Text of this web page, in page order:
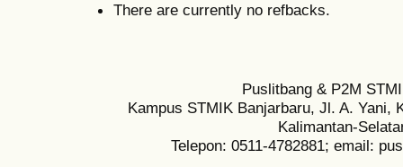
There are currently no refbacks.
Puslitbang & P2M
Kampus STMIK Banjarbaru, Jl. A. Yani,
Kalimantan-
Telepon: 0511-4782881; email: